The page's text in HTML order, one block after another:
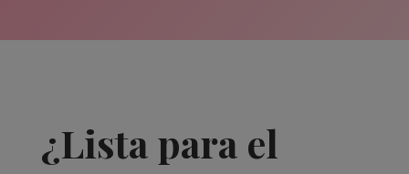
¿Lista para el